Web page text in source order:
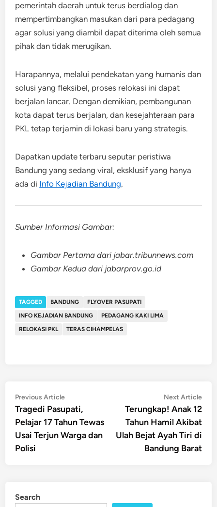
pemerintah daerah untuk terus berdialog dan
mempertimbangkan masukan dari para pedagang
agar solusi yang diambil dapat diterima oleh semua
pihak dan tidak merugikan.
Harapannya, melalui pendekatan yang humanis dan
solusi yang fleksibel, proses relokasi ini dapat
berjalan lancar. Dengan demikian, pembangunan
kota dapat terus berjalan, dan kesejahteraan para
PKL tetap terjamin di lokasi baru yang strategis.
Dapatkan update terbaru seputar peristiwa
Bandung yang sedang viral, eksklusif yang hanya
ada di Info Kejadian Bandung.
Sumber Informasi Gambar:
Gambar Pertama dari jabar.tribunnews.com
Gambar Kedua dari jabarprov.go.id
TAGGED BANDUNG
FLYOVER PASUPATI
INFO KEJADIAN BANDUNG
PEDAGANG KAKI LIMA
RELOKASI PKL
TERAS CIHAMPELAS
Post
navigation
Previous ArticlePrevious
article:
Tragedi Pasupati,
Pelajar 17 Tahun Tewas
Usai Terjun Warga dan
Polisi
Next Article
Terungkap! Anak 12
Tahun Hamil Akibat
Ulah Bejat Ayah Tiri di
Bandung Barat
Search